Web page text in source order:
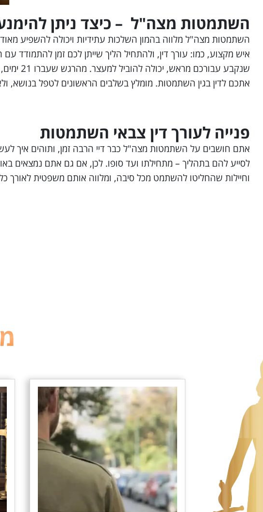
השתמטות מצה"ל – כיצד ניתן
השתמטות מצה"ל מלווה בהמון השלכות עתידיות ויכולה להשפיע
איש מקצוע, כמו: עורך דין, ולהתחיל הליך שייתן לכם זמן להתמודד
שנקבע
אתכם לדין בגין השתמטות. מומלץ בשלבים הראשונים לטפל בנושא,
פנייה לעורך דין צבאי השתמטות
אתם חושבים על השתמטות מצה"ל כבר דיי הרבה זמן, ותוהים איך
לסייע להם בתהליך – מתחילתו ועד סופו. לכן, אם גם אתם נמצאים
וחיילות שהחליטו להשתמט מכל סיבה, ומלווה אותם משפטית לאורך